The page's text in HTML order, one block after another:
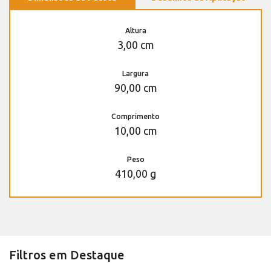
Altura
3,00 cm
Largura
90,00 cm
Comprimento
10,00 cm
Peso
410,00 g
Filtros em Destaque